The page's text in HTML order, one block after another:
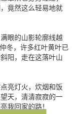
竟然这么轻易地就
眼的山影轮廓线越
冬，许多红叶黄叶已
阳，走在这落叶山
亮灯火，炊烟和饭
天，清清寂寂的一
我回家的路！